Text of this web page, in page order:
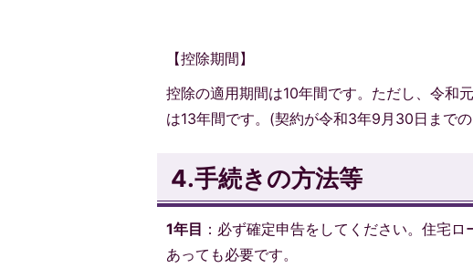
【控除期間】
控除の適用期間は10年間です。ただし、令和
は13年間です。(契約が令和3年9月30日まで
4.手続きの方法等
1年目 ：必ず確定申告をしてください。住宅
あっても必要です。